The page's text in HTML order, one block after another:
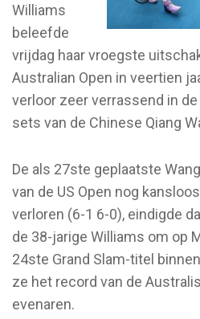
Williams
beleefde
vrijdag haar vroegste
Australian Open in veertien
verloor zeer verrassend in
sets van de Chinese Qiang
De als 27ste geplaatste
van de US Open nog
verloren (6-1 6-0), eindigde
de 38-jarige Williams om op
24ste Grand Slam-titel
ze het record van de
evenaren.